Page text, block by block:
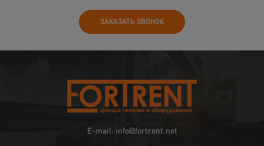
ЗАКАЗАТЬ ЗВОНОК
E-mail: info@fortrent.net